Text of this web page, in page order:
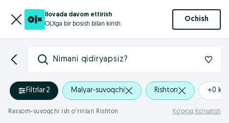
Ilovada davom ettirish
OLXga bir bosish bilan kirish
Ochish
Nimani qidiryapsiz?
Filtrlar·2 Malyar-suvoqchi Rishton +0 km
Rassom-suvoqchi ish o'rinlari Rishton Ko‘proq Ko‘rsatish